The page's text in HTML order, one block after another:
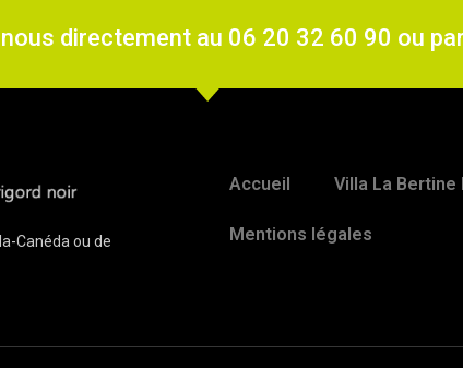
directement au 06 20 32 60 90 ou
Canéda ou de
Accueil Villa La Bertine
Mentions légales